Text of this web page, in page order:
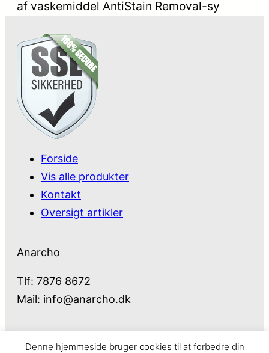
af vaskemiddel AntiStain Removal-sy
Forside
Vis alle produkter
Kontakt
Oversigt artikler
Anarcho
Tlf: 7876 8672
Mail: info@anarcho.dk
Anarcho – alt i Hårde Hvidevarer
Denne hjemmeside bruger cookies til at forbedre din